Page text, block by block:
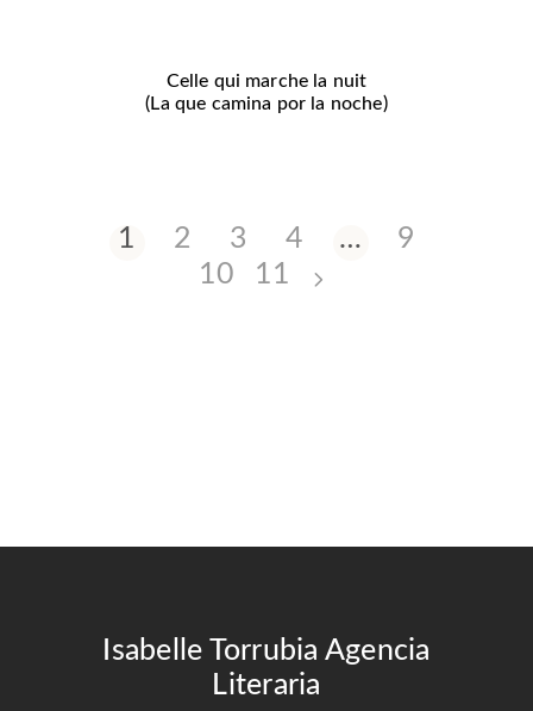
Celle qui marche la nuit
(La que camina por la noche)
1 2 3 4 …
9
10
11
Isabelle Torrubia Agencia
Literaria